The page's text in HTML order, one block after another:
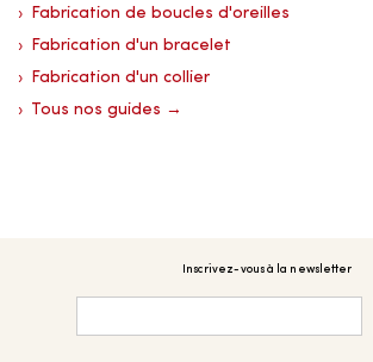
Fabrication de boucles d'oreilles
Fabrication d'un bracelet
Fabrication d'un collier
Tous nos guides →
Inscrivez-vous à la newsletter